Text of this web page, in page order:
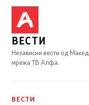
ВЕСТИ
Независни вести од
мрежа ТВ Алфа.
ВЕСТИ